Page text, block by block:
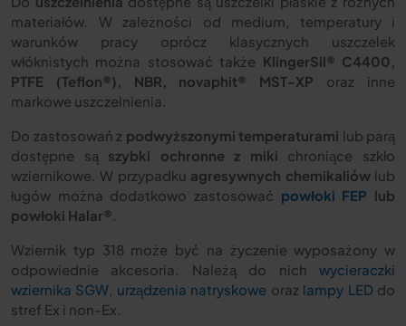
materiałów. W zależności od medium, temperatury i
warunków pracy oprócz klasycznych uszczelek
włóknistych można stosować także KlingerSil® C4400,
PTFE (Teflon®), NBR, novaphit® MST-XP oraz inne
markowe uszczelnienia.
Do zastosowań z podwyższonymi temperaturami lub parą
dostępne są szybki ochronne z miki chroniące szkło
wziernikowe. W przypadku agresywnych chemikaliówlub
ługów można dodatkowo zastosować powłoki FEP lub
powłoki Halar®
Wziernik typ 318 może być na życzenie wyposażony w
odpowiednie akcesoria. Należą do nich wycieraczki
wziernika SGW urządzenia natryskowe oraz lampy LEDdo
stref Ex i non-Ex.